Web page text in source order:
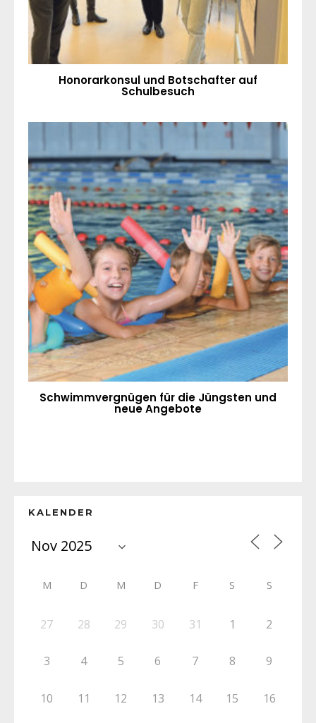
Honorarkonsul und Botschafter auf
Schulbesuch
Schwimmvergnügen für die Jüngsten und
neue Angebote
KALENDER
M D M D F S S
27 28 29 30 31 1 2
3 4 5 6 7 8 9
10 11 12 13 14 15 16